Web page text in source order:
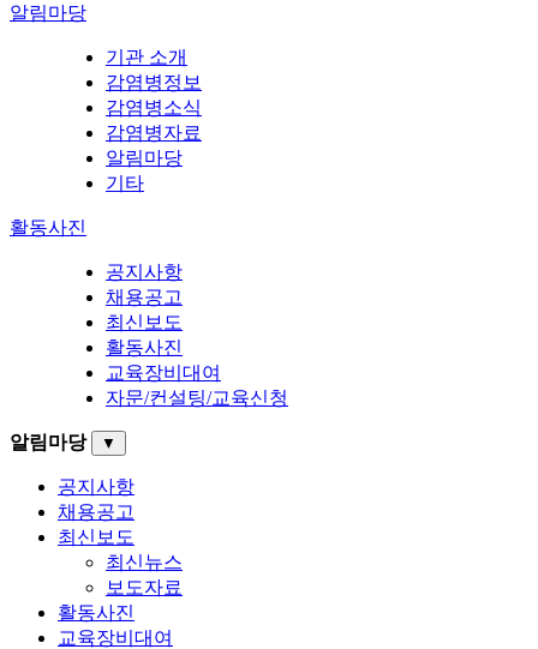
알림마당
기관 소개
감염병정보
감염병소식
감염병자료
알림마당
기타
활동사진
공지사항
채용공고
최신보도
활동사진
교육장비대여
자문/컨설팅/교육신청
알림마당 ▼
공지사항
채용공고
최신보도
최신뉴스
보도자료
활동사진
교육장비대여